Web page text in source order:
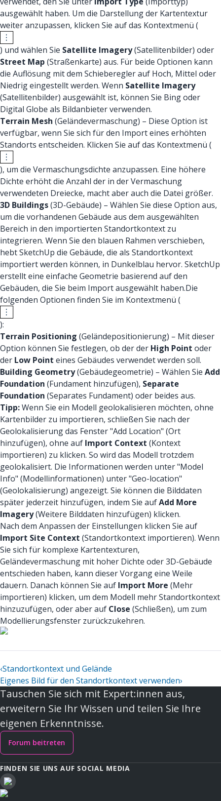
ausgewählt haben. Um die Darstellung der Kartentextur
weiter anzupassen, klicken Sie auf das Kontextmenü (
) und wählen Sie Satellite Imagery(Satellitenbilder) oder
Street Map (Straßenkarte) aus. Für beide Optionen kann
die Auflösung mit dem Schieberegler auf Hoch, Mittel oder
Niedrig eingestellt werden. Wenn Satellite Imagery
(Satellitenbilder) ausgewählt ist, können Sie Bing oder
Digital Globe als Bildanbieter verwenden.
Terrain Mesh (Geländevermaschung) – Diese Option ist
verfügbar, wenn Sie sich für den Import eines erhöhten
Standorts entscheiden. Klicken Sie auf das Kontextmenü (
), um die Vermaschungsdichte anzupassen. Eine höhere
Dichte erhöht die Anzahl der in der Vermaschung
verwendeten Dreiecke, macht aber auch die Datei größer.
3D Buildings(3D-Gebäude) – Wählen Sie diese Option aus,
um die vorhandenen Gebäude aus dem ausgewählten
Bereich in den importierten Standortkontext zu
integrieren. Wenn Sie den blauen Rahmen verschieben,
hebt SketchUp die Gebäude, die als Standortkontext
importiert werden können, in Dunkelblau hervor. SketchUp
erstellt eine einfache Geometrie basierend auf den
Gebäuden, die Sie beim Import ausgewählt haben.Die
folgenden Optionen finden Sie im Kontextmenü (
):
Terrain Positioning (Geländepositionierung) – Mit dieser
Option können Sie festlegen, ob der der High Point oder
der Low Point eines Gebäudes verwendet werden soll.
Building Geometry(Gebäudegeometrie) – Wählen Sie Add
Foundation (Fundament hinzufügen), Separate
Foundation (Separates Fundament) oder beides aus.
Tipp:Wenn Sie ein Modell geolokalisieren möchten, ohne
Kartenbilder zu importieren, schließen Sie nach der
Geolokalisierung das Fenster "Add Location" (Ort
hinzufügen), ohne auf Import Context (Kontext
importieren) zu klicken. So wird das Modell trotzdem
geolokalisiert. Die Informationen werden unter "Model
Info" (Modellinformationen) unter "Geo-location"
(Geolokalisierung) angezeigt. Sie können die Bilddaten
später jederzeit hinzufügen, indem Sie aufAdd More
Imagery(Weitere Bilddaten hinzufügen) klicken.
Nach dem Anpassen der Einstellungen klicken Sie auf
Import Site Context (Standortkontext importieren). Wenn
Sie sich für komplexe Kartentexturen,
Geländevermaschung mit hoher Dichte oder 3D-Gebäude
entschieden haben, kann dieser Vorgang eine Weile
dauern. Danach können Sie auf Import More (Mehr
importieren) klicken, um dem Modell mehr Standortkontext
hinzuzufügen, oder aber auf Close (Schließen), um zum
Modellierungsfenster zurückzukehren.
‹Standortkontext und Gelände
Eigenes Bild für den Standortkontext verwenden›
Tauschen Sie sich mit Expert:innen aus,
erweitern Sie Ihr Wissen und teilen Sie Ihre
eigenen Erkenntnisse.
Forum beitreten
FINDEN SIE UNS AUF SOCIAL MEDIA